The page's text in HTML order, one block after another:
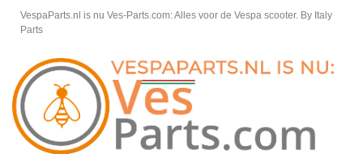
VespaParts.nl is nu Ves-Parts.com: Alles voor de Vespa scooter. By Italy
Parts